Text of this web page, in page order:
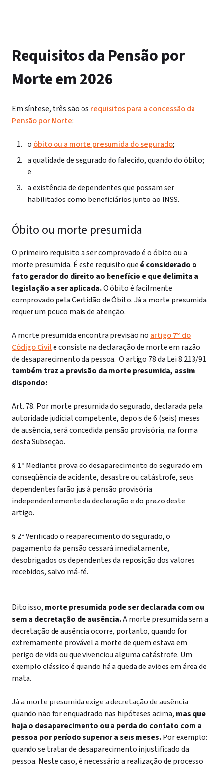
Requisitos da Pensão por
Morte em 2026
Em síntese, três são os requisitos para a concessão da
Pensão por Morte:
o óbito ou a morte presumida do segurado;
a qualidade de segurado do falecido, quando do óbito;
e
a existência de dependentes que possam ser
habilitados como beneficiários junto ao INSS.
Óbito ou morte presumida
O primeiro requisito a ser comprovado é o óbito ou a
morte presumida. É este requisito que é considerado o
fato gerador do direito ao benefício e que delimita a
legislação a ser aplicada.O óbito é facilmente
comprovado pela Certidão de Óbito.Já a morte presumida
requer um pouco mais de atenção.
A morte presumida encontra previsão no artigo 7º do
Código Civile consiste na declaração de morte em razão
de desaparecimento da pessoa. O artigo 78 da Lei 8.213/91
também traz a previsão da morte presumida, assim
dispondo:
Art. 78. Por morte presumida do segurado, declarada pela
autoridade judicial competente, depois de 6 (seis) meses
de ausência, será concedida pensão provisória, na forma
desta Subseção.
§ 1º Mediante prova do desaparecimento do segurado em
conseqüência de acidente, desastre ou catástrofe, seus
dependentes farão jus à pensão provisória
independentemente da declaração e do prazo deste
artigo.
§ 2º Verificado o reaparecimento do segurado, o
pagamento da pensão cessará imediatamente,
desobrigados os dependentes da reposição dos valores
recebidos, salvo má-fé.
Dito isso, morte presumida pode ser declarada com ou
sem a decretação de ausência.A morte presumida sem a
decretação de ausência ocorre, portanto, quando for
extremamente provável a morte de quem estava em
perigo de vida ou que vivenciou alguma catástrofe. Um
exemplo clássico é quando há a queda de aviões em área de
mata.
Já a morte presumida exige a decretação de ausência
quando não for enquadrado nas hipóteses acima, mas que
haja o desaparecimento ou a perda do contato com a
pessoa por período superior a seis meses.Por exemplo:
quando se tratar de desaparecimento injustificadoda
pessoa. Neste caso, é necessário a realização de processo